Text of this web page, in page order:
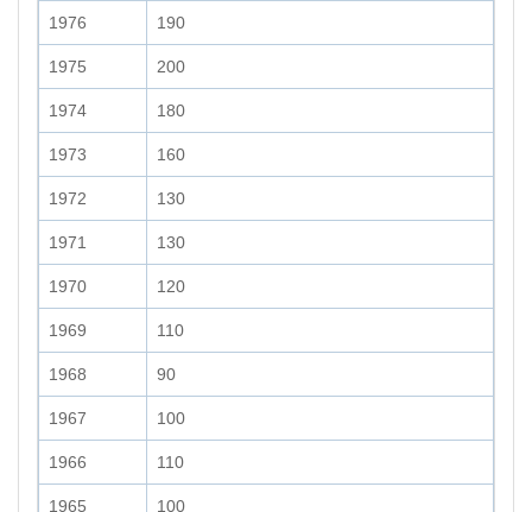
1976 190
1975 200
1974 180
1973 160
1972 130
1971 130
1970 120
1969 110
1968 90
1967 100
1966 110
1965 100